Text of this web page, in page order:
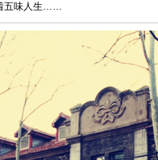
五味人生……